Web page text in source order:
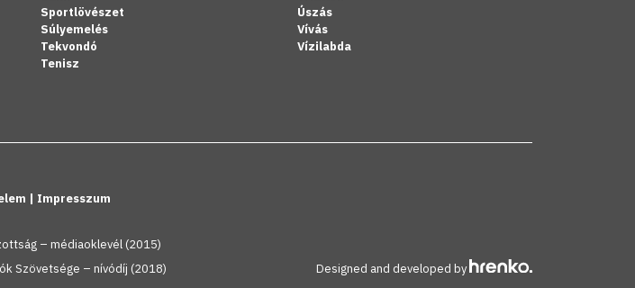
Sportlövészet
Súlyemelés
Tekvondó
Tenisz
Úszás
Vívás
Vízilabda
| Impresszum
– médiaoklevél (2015)
Szövetsége – nívódíj (2018)
Designed and developed by